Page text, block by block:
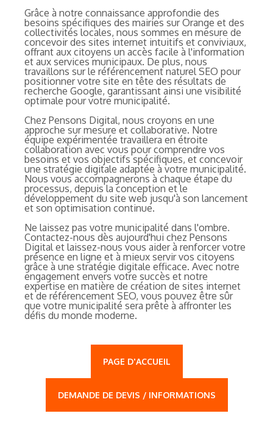
Grâce à notre connaissance approfondie des
besoins spécifiques des mairies sur Orange et des
collectivités locales, nous sommes en mesure de
concevoir des sites internet intuitifs et conviviaux,
offrant aux citoyens un accès facile à l'information
et aux services municipaux. De plus, nous
travaillons sur le référencement naturel SEO pour
positionner votre site en tête des résultats de
recherche Google, garantissant ainsi une visibilité
optimale pour votre municipalité.
Chez Pensons Digital, nous croyons en une
approche sur mesure et collaborative. Notre
équipe expérimentée travaillera en étroite
collaboration avec vous pour comprendre vos
besoins et vos objectifs spécifiques, et concevoir
une stratégie digitale adaptée à votre municipalité.
Nous vous accompagnerons à chaque étape du
processus, depuis la conception et le
développement du site web jusqu'à son lancement
et son optimisation continue.
Ne laissez pas votre municipalité dans l'ombre.
Contactez-nous dès aujourd'hui chez Pensons
Digital et laissez-nous vous aider à renforcer votre
présence en ligne et à mieux servir vos citoyens
grâce à une stratégie digitale efficace. Avec notre
engagement envers votre succès et notre
expertise en matière de création de sites internet
et de référencement SEO, vous pouvez être sûr
que votre municipalité sera prête à affronter les
défis du monde moderne.
PAGE D'ACCUEIL
DEMANDE DE DEVIS / INFORMATIONS